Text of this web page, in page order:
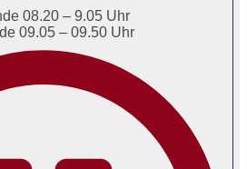
08.20 – 9.05 Uhr
09.05 – 09.50 Uhr